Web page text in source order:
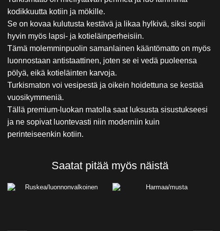
kodikkuutta kotiin ja mökille.
Se on kovaa kulutusta kestävä ja likaa hylkivä, siksi sopii
hyvin myös lapsi- ja kotieläinperheisiin.
Tämä molemminpuolin samanlainen kääntömatto on myös
luonnostaan antistaattinen, joten se ei vedä puoleensa
pölyä, eikä kotieläinten karvoja.
Turkismaton voi vesipestä ja oikein hoidettuna se kestää
vuosikymmeniä.
Tällä premium-luokan matolla saat luksusta sisustukseesi
ja ne sopivat luontevasti niin moderniin kuin
perinteiseenkin kotiin.
Saatat pitää myös näistä